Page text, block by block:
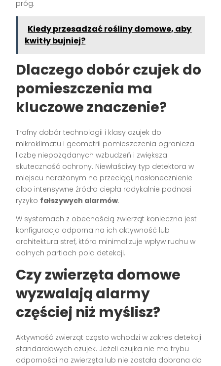
próg.
Kiedy przesadzać rośliny domowe, aby
kwitły bujniej?
Dlaczego dobór czujek do
pomieszczenia ma
kluczowe znaczenie?
Trafny dobór technologii i klasy czujek do
mikroklimatu i geometrii pomieszczenia ogranicza
liczbę niepożądanych wzbudzeń i zwiększa
skuteczność ochrony. Niewłaściwy typ detektora w
miejscu narażonym na przeciągi, nasłonecznienie
albo intensywne źródła ciepła radykalnie podnosi
ryzyko fałszywych alarmów.
W systemach z obecnością zwierząt konieczna jest
konfiguracja odporna na ich aktywność lub
architektura stref, która minimalizuje wpływ ruchu w
dolnych partiach pola detekcji.
Czy zwierzęta domowe
wyzwalają alarmy
częściej niż myślisz?
Aktywność zwierząt często wchodzi w zakres detekcji
standardowych czujek. Jeżeli czujka nie ma trybu
odporności na zwierzęta lub nie została dobrana do